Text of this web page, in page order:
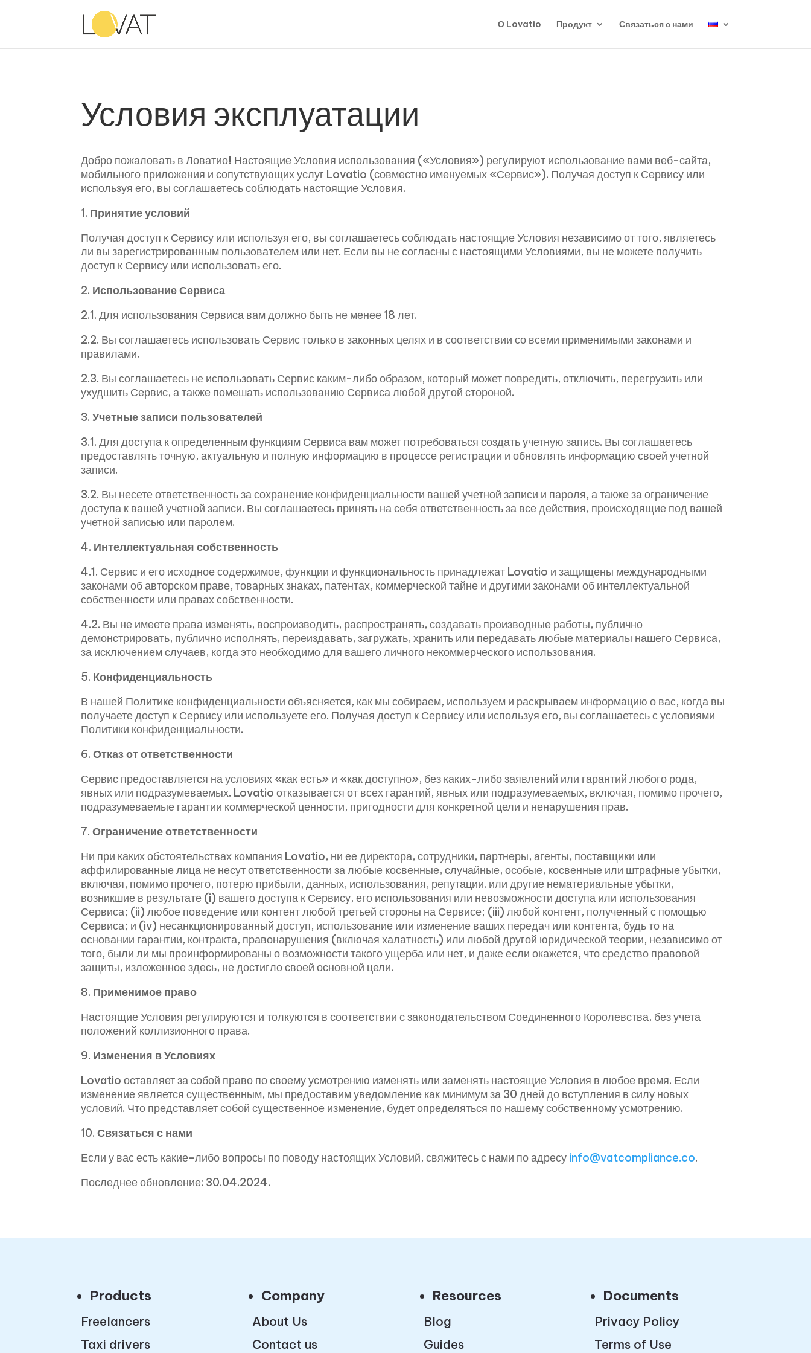
О Lovatio Продукт Связаться с нами
Условия эксплуатации
Добро пожаловать в Ловатио! Настоящие Условия использования («Условия») регулируют использование вами веб-сайта,
мобильного приложения и сопутствующих услуг Lovatio (совместно именуемых «Сервис»). Получая доступ к Сервису или
используя его, вы соглашаетесь соблюдать настоящие Условия.
1. Принятие условий
Получая доступ к Сервису или используя его, вы соглашаетесь соблюдать настоящие Условия независимо от того, являетесь
ли вы зарегистрированным пользователем или нет. Если вы не согласны с настоящими Условиями, вы не можете получить
доступ к Сервису или использовать его.
2. Использование Сервиса
2.1. Для использования Сервиса вам должно быть не менее 18 лет.
2.2. Вы соглашаетесь использовать Сервис только в законных целях и в соответствии со всеми применимыми законами и
правилами.
2.3. Вы соглашаетесь не использовать Сервис каким-либо образом, который может повредить, отключить, перегрузить или
ухудшить Сервис, а также помешать использованию Сервиса любой другой стороной.
3.Учетные записи пользователей
3.1. Для доступа к определенным функциям Сервиса вам может потребоваться создать учетную запись. Вы соглашаетесь
предоставлять точную, актуальную и полную информацию в процессе регистрации и обновлять информацию своей учетной
записи.
3.2. Вы несете ответственность за сохранение конфиденциальности вашей учетной записи и пароля, а также за ограничение
доступа к вашей учетной записи. Вы соглашаетесь принять на себя ответственность за все действия, происходящие под вашей
учетной записью или паролем.
4. Интеллектуальная собственность
4.1. Сервис и его исходное содержимое, функции и функциональность принадлежат Lovatio и защищены международными
законами об авторском праве, товарных знаках, патентах, коммерческой тайне и другими законами об интеллектуальной
собственности или правах собственности.
4.2. Вы не имеете права изменять, воспроизводить, распространять, создавать производные работы, публично
демонстрировать, публично исполнять, переиздавать, загружать, хранить или передавать любые материалы нашего Сервиса,
за исключением случаев, когда это необходимо для вашего личного некоммерческого использования.
5. Конфиденциальность
В нашей Политике конфиденциальности объясняется, как мы собираем, используем и раскрываем информацию о вас, когда вы
получаете доступ к Сервису или используете его. Получая доступ к Сервису или используя его, вы соглашаетесь с условиями
Политики конфиденциальности.
6.Отказ от ответственности
Сервис предоставляется на условиях «как есть» и «как доступно», без каких-либо заявлений или гарантий любого рода,
явных или подразумеваемых. Lovatio отказывается от всех гарантий, явных или подразумеваемых, включая, помимо прочего,
подразумеваемые гарантии коммерческой ценности, пригодности для конкретной цели и ненарушения прав.
7.Ограничение ответственности
Ни при каких обстоятельствах компания Lovatio, ни ее директора, сотрудники, партнеры, агенты, поставщики или
аффилированные лица не несут ответственности за любые косвенные, случайные, особые, косвенные или штрафные убытки,
включая, помимо прочего, потерю прибыли, данных, использования, репутации. или другие нематериальные убытки,
возникшие в результате (i) вашего доступа к Сервису, его использования или невозможности доступа или использования
Сервиса; (ii) любое поведение или контент любой третьей стороны на Сервисе; (iii) любой контент, полученный с помощью
Сервиса; и (iv) несанкционированный доступ, использование или изменение ваших передач или контента, будь то на
основании гарантии, контракта, правонарушения (включая халатность) или любой другой юридической теории, независимо от
того, были ли мы проинформированы о возможности такого ущерба или нет, и даже если окажется, что средство правовой
защиты, изложенное здесь, не достигло своей основной цели.
8. Применимое право
Настоящие Условия регулируются и толкуются в соответствии с законодательством Соединенного Королевства, без учета
положений коллизионного права.
9. Изменения в Условиях
Lovatio оставляет за собой право по своему усмотрению изменять или заменять настоящие Условия в любое время. Если
изменение является существенным, мы предоставим уведомление как минимум за 30 дней до вступления в силу новых
условий. Что представляет собой существенное изменение, будет определяться по нашему собственному усмотрению.
10.Связаться с нами
Если у вас есть какие-либо вопросы по поводу настоящих Условий, свяжитесь с нами по адресу info@vatcompliance.co.
Последнее обновление: 30.04.2024.
Products
Freelancers
Taxi drivers
Company
About Us
Contact us
Resources
Blog
Guides
Documents
Privacy Policy
Terms of Use